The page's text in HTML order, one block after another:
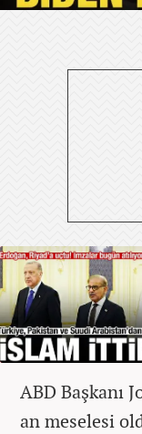
ABD Başkanı
an meselesi